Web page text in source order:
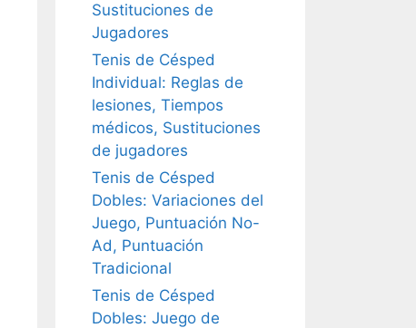
Sustituciones de
Jugadores
Tenis de Césped
Individual: Reglas de
lesiones, Tiempos
médicos, Sustituciones
de jugadores
Tenis de Césped
Dobles: Variaciones del
Juego, Puntuación No-
Ad, Puntuación
Tradicional
Tenis de Césped
Dobles: Juego de